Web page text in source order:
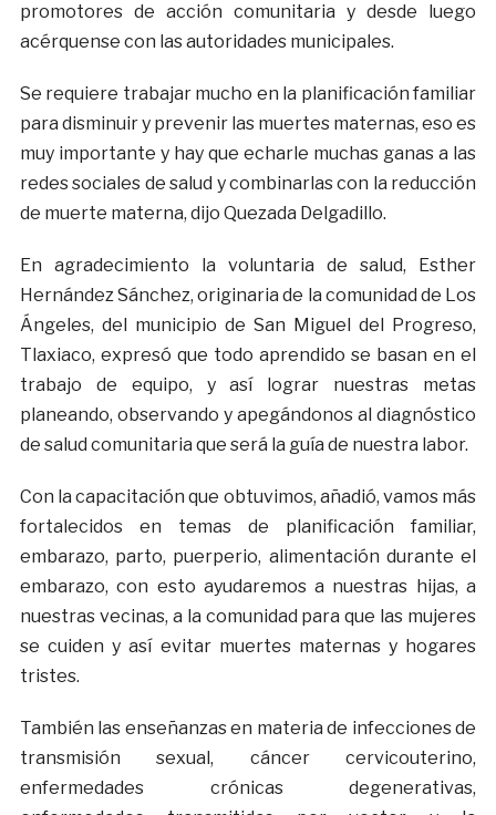
promotores de acción comunitaria y desde luego
acérquense con las autoridades municipales.
Se requiere trabajar mucho en la planificación familiar
para disminuir y prevenir las muertes maternas, eso es
muy importante y hay que echarle muchas ganas a las
redes sociales de salud y combinarlas con la reducción
de muerte materna, dijo Quezada Delgadillo.
En agradecimiento la voluntaria de salud, Esther
Hernández Sánchez, originaria de la comunidad de Los
Ángeles, del municipio de San Miguel del Progreso,
Tlaxiaco, expresó que todo aprendido se basan en el
trabajo de equipo, y así lograr nuestras metas
planeando, observando y apegándonos al diagnóstico
de salud comunitaria que será la guía de nuestra labor.
Con la capacitación que obtuvimos, añadió, vamos más
fortalecidos en temas de planificación familiar,
embarazo, parto, puerperio, alimentación durante el
embarazo, con esto ayudaremos a nuestras hijas, a
nuestras vecinas, a la comunidad para que las mujeres
se cuiden y así evitar muertes maternas y hogares
tristes.
También las enseñanzas en materia de infecciones de
transmisión sexual, cáncer cervicouterino,
enfermedades crónicas degenerativas,